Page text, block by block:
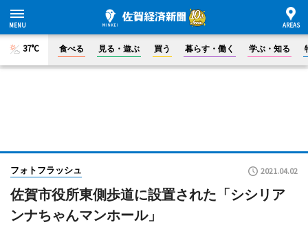
37°C 食べる 見る・遊ぶ 買う 暮らす・働く 学ぶ・知る
フォトフラッシュ 2021.04.02
佐賀市役所東側歩道に設置された「シシリア
ンナちゃんマンホール」